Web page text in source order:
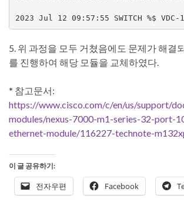
5. 위 과정을 모두 거쳤음에도 문제가 해결
를 진행하여 해당 모듈을 교체하였다.
* 참고문서:
https://www.cisco.com/c/en/us/support/
modules/nexus-7000-m1-series-32-port-
ethernet-module/116227-technote-
이 글 공유하기:
전자우편 Facebook